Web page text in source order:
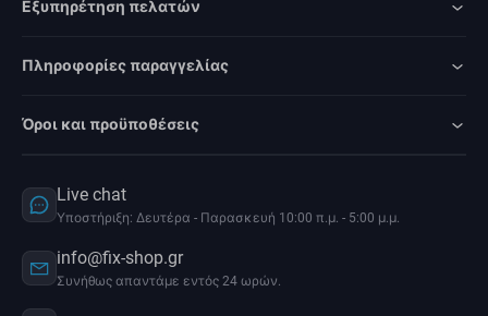
Εξυπηρέτηση πελατών
Πληροφορίες παραγγελίας
Όροι και προϋποθέσεις
Live chat
Υποστήριξη: Δευτέρα - Παρασκευή 10:00 π.μ. - 5:00 μ.μ.
info@fix-shop.gr
Συνήθως απαντάμε εντός 24 ωρών.